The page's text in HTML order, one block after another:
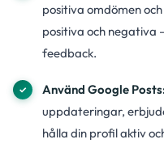
positiva omdömen
positiva och negativa
feedback.
Använd Google
uppdateringar,
hålla din profil aktiv